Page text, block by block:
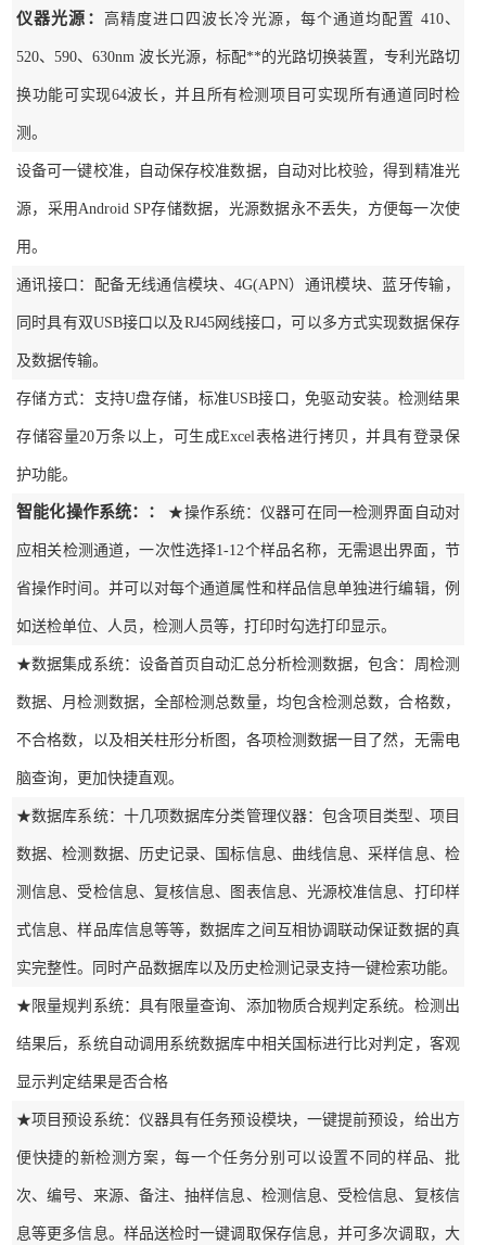
仪器光源： 高精度进口四波长冷光源，每个通道均配置 410、
520、590、630nm 波长光源，标配**的光路切换装置，专利光路切
换功能可实现64波长，并且所有检测项目可实现所有通道同时检
测。
设备可一键校准，自动保存校准数据，自动对比校验，得到精准光
源，采用Android SP存储数据，光源数据永不丢失，方便每一次使
用。
通讯接口：配备无线通信模块、4G(APN）通讯模块、蓝牙传输，
同时具有双USB接口以及RJ45网线接口，可以多方式实现数据保存
及数据传输。
存储方式：支持U盘存储，标准USB接口，免驱动安装。检测结果
存储容量20万条以上，可生成Excel表格进行拷贝，并具有登录保
护功能。
智能化操作系统：： ★操作系统：仪器可在同一检测界面自动对
应相关检测通道，一次性选择1-12个样品名称，无需退出界面，节
省操作时间。并可以对每个通道属性和样品信息单独进行编辑，例
如送检单位、人员，检测人员等，打印时勾选打印显示。
★数据集成系统：设备首页自动汇总分析检测数据，包含：周检测
数据、月检测数据，全部检测总数量，均包含检测总数，合格数，
不合格数，以及相关柱形分析图，各项检测数据一目了然，无需电
脑查询，更加快捷直观。
★数据库系统：十几项数据库分类管理仪器：包含项目类型、项目
数据、检测数据、历史记录、国标信息、曲线信息、采样信息、检
测信息、受检信息、复核信息、图表信息、光源校准信息、打印样
式信息、样品库信息等等，数据库之间互相协调联动保证数据的真
实完整性。同时产品数据库以及历史检测记录支持一键检索功能。
★限量规判系统：具有限量查询、添加物质合规判定系统。检测出
结果后，系统自动调用系统数据库中相关国标进行比对判定，客观
显示判定结果是否合格
★项目预设系统：仪器具有任务预设模块，一键提前预设，给出方
便快捷的新检测方案，每一个任务分别可以设置不同的样品、批
次、编号、来源、备注、抽样信息、检测信息、受检信息、复核信
息等更多信息。样品送检时一键调取保存信息，并可多次调取，大